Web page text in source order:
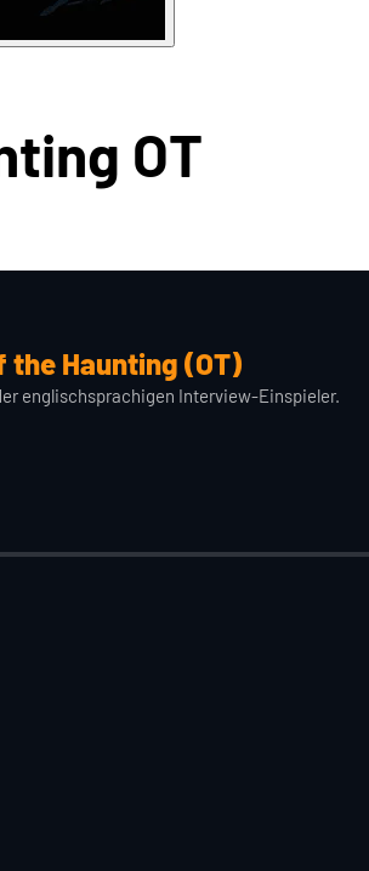
OT
the Haunting (OT)
englischsprachigen Interview-Einspieler.